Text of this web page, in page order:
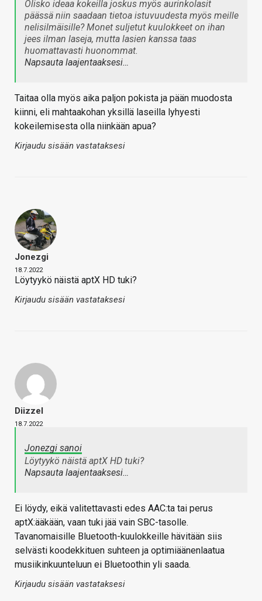
Olisko ideaa kokeilla joskus myös aurinkolasit
päässä niin saadaan tietoa istuvuudesta myös meille
nelisilmäisille? Monet suljetut kuulokkeet on ihan
jees ilman laseja, mutta lasien kanssa taas
huomattavasti huonommat.
Napsauta laajentaaksesi…
Taitaa olla myös aika paljon pokista ja pään muodosta
kiinni, eli mahtaakohan yksillä laseilla lyhyesti
kokeilemisesta olla niinkään apua?
Kirjaudu sisään vastataksesi
Jonezgi
18.7.2022
Löytyykö näistä aptX HD tuki?
Kirjaudu sisään vastataksesi
Diizzel
18.7.2022
Jonezgi sanoi
Löytyykö näistä aptX HD tuki?
Napsauta laajentaaksesi…
Ei löydy, eikä valitettavasti edes AAC:ta tai perus
aptX:ääkään, vaan tuki jää vain SBC-tasolle.
Tavanomaisille Bluetooth-kuulokkeille hävitään siis
selvästi koodekkituen suhteen ja optimiäänenlaatua
musiikinkuunteluun ei Bluetoothin yli saada.
Kirjaudu sisään vastataksesi